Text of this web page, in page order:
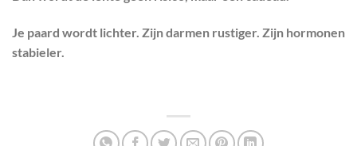
Je paard wordt lichter. Zijn darmen rustiger. Zijn hormonen
stabieler.